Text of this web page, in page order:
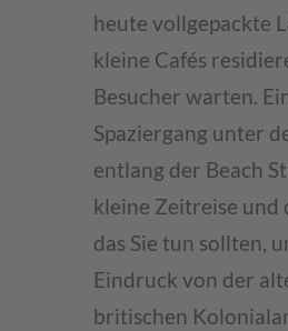
heute vollgepackte
kleine Cafés
Besucher warten.
Spaziergang unter
entlang der Beach
kleine Zeitreise und
das Sie tun sollten,
Eindruck von der
britischen